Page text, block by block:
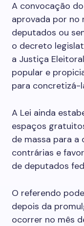
A convocação
aprovada por no
deputados ou
o decreto
a Justiça
popular e
para concretizá-
A Lei ainda
espaços
de massa para a
contrárias e
de deputados
O referendo
depois da
ocorrer no mês